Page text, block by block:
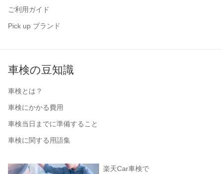
ご利用ガイド
Pick up ブランド
車検の豆知識
車検とは？
車検にかかる費用
車検当日までに準備すること
車検に関する用語集
楽天Car車検で